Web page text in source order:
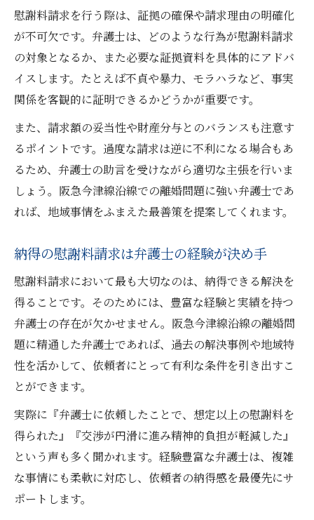
慰謝料請求を行う際は、証拠の確保や請求理由の明確化
が不可欠です。弁護士は、どのような行為が慰謝料請求
の対象となるか、また必要な証拠資料を具体的にアドバ
イスします。たとえば不貞や暴力、モラハラなど、事実
関係を客観的に証明できるかどうかが重要です。
また、請求額の妥当性や財産分与とのバランスも注意す
るポイントです。過度な請求は逆に不利になる場合もあ
るため、弁護士の助言を受けながら適切な主張を行いま
しょう。阪急今津線沿線での離婚問題に強い弁護士であ
れば、地域事情をふまえた最善策を提案してくれます。
納得の慰謝料請求は弁護士の経験が決め手
慰謝料請求において最も大切なのは、納得できる解決を
得ることです。そのためには、豊富な経験と実績を持つ
弁護士の存在が欠かせません。阪急今津線沿線の離婚問
題に精通した弁護士であれば、過去の解決事例や地域特
性を活かして、依頼者にとって有利な条件を引き出すこ
とができます。
実際に『弁護士に依頼したことで、想定以上の慰謝料を
得られた』『交渉が円滑に進み精神的負担が軽減した』
という声も多く聞かれます。経験豊富な弁護士は、複雑
な事情にも柔軟に対応し、依頼者の納得感を最優先にサ
ポートします。